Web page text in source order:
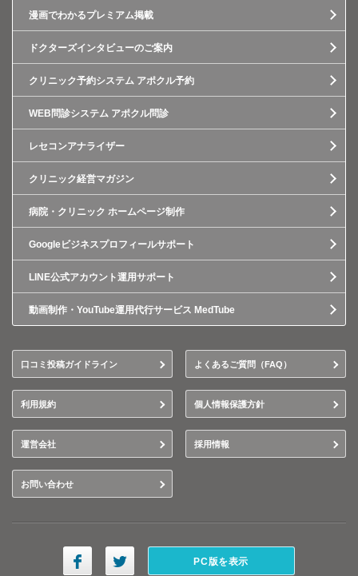
漫画でわかるプレミアム掲載
ドクターズインタビューのご案内
クリニック予約システム アポクル予約
WEB問診システム アポクル問診
レセコンアナライザー
クリニック経営マガジン
病院・クリニック ホームページ制作
Googleビジネスプロフィールサポート
LINE公式アカウント運用サポート
動画制作・YouTube運用代行サービス MedTube
口コミ投稿ガイドライン よくあるご質問（FAQ）
利用規約 個人情報保護方針
運営会社 採用情報
お問い合わせ
PC版を表示